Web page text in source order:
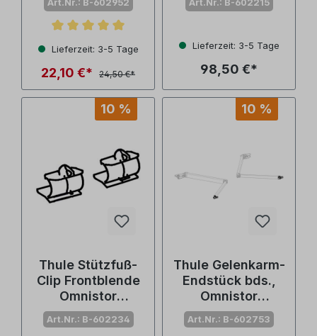
Art.Nr.: B-602952
Durchschnittliche Bewertung von 5 von 5 Sternen
Lieferzeit: 3-5 Tage
22,10 €* 24,50 €*
(Nr. 1500602215)
Art.Nr.: B-602215
Lieferzeit: 3-5 Tage
98,50 €*
10 %
Thule Stützfuß-
Clip Frontblende
Omnistor
4900/4200 (Nr.
1500602234)
Art.Nr.: B-602234
10 %
Thule Gelenkarm-
Endstück bds.,
Omnistor
6200/4900/4200
(Nr. 1500602753)
Art.Nr.: B-602753